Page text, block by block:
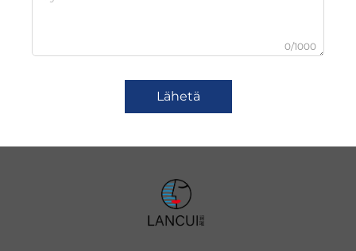
0/1000
Lähetä